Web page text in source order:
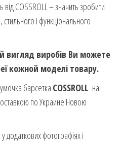
від COSSROLL – значить зробити
стильного і функціонального
вигляд виробів Ви можете
кожной моделі товару.
барсетка COSSROLL на
по Украине Новою
додаткових фотографіях і